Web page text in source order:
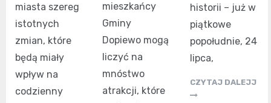
miasta szereg
istotnych
zmian, które
będą miały
wpływ na
codzienny
mieszkańcy
Gminy
Dopiewo mogą
liczyć na
mnóstwo
atrakcji, które
historii – już w
piątkowe
popołudnie, 24
lipca,
CZYTAJ DALEJJ